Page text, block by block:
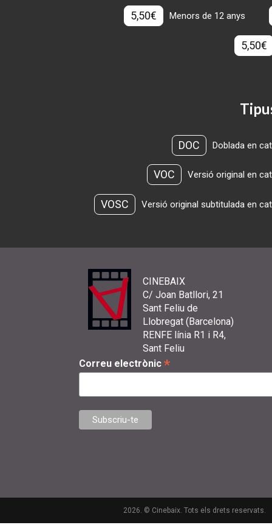
5,50€ Menors de 12 anys
5,50€
DOC Doblada en
VOC Versió original en
VOSC Versió original subtitulada en
CINEBAIX
C/ Joan Batllori, 21
Sant Feliu de
Llobregat (Barcelona)
RENFE línia R1 i R4,
Sant Feliu
Correu electrònic *
2026. © Cinebaix. Tots els drets reservats.